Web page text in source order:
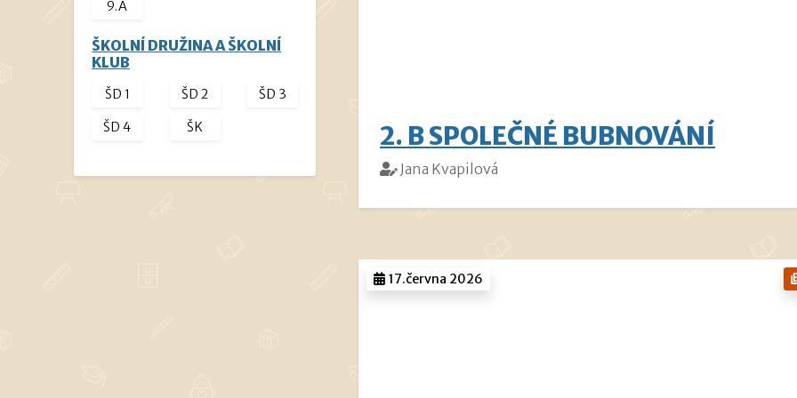
2. B SPOLEČNÉ BUBNOVÁNÍ
Jana Kvapilová
17.června 2026
9.A
ŠKOLNÍ DRUŽINA A ŠKOLNÍ
KLUB
ŠD 1 ŠD 2 ŠD 3
ŠD 4 ŠK